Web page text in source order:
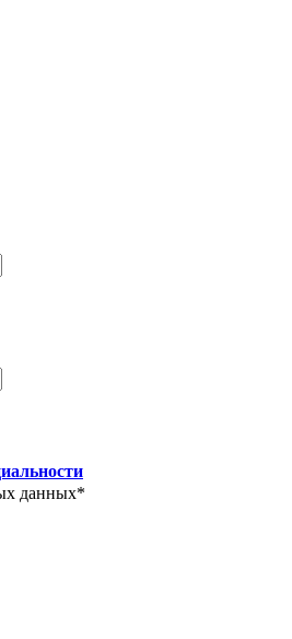
данных*